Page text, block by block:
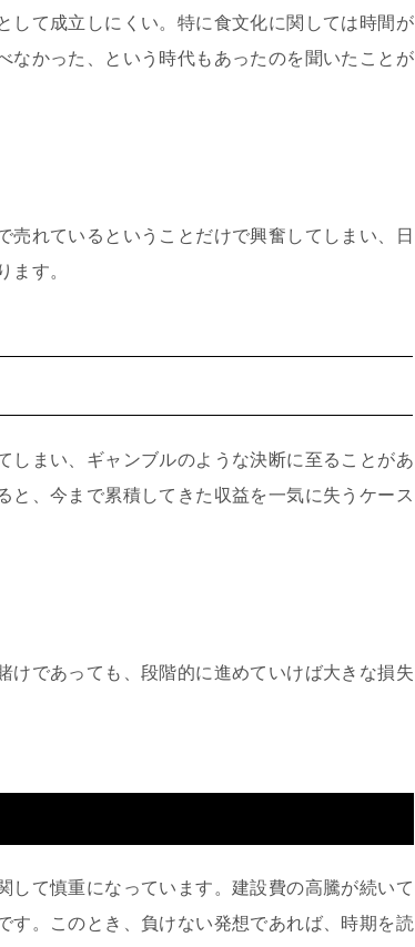
して成立しにくい。特に食文化に関しては時間が
なかった、という時代もあったのを聞いたことが
れているということだけで興奮してしまい、日
ます。
しまい、ギャンブルのような決断に至ることがあ
と、今まで累積してきた収益を一気に失うケース
けであっても、段階的に進めていけば大きな損失
て慎重になっています。建設費の高騰が続いて
す。このとき、負けない発想であれば、時期を読